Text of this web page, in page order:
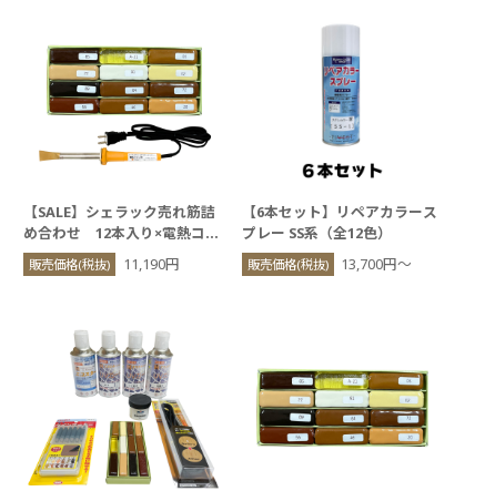
【SALE】シェラック売れ筋詰
め合わせ 12本入り×電熱コテ
H型セット
販売価格(税抜) 11,190円
【6本セット】リペアカラース
プレー SS系（全12色）
販売価格(税抜) 13,700円〜